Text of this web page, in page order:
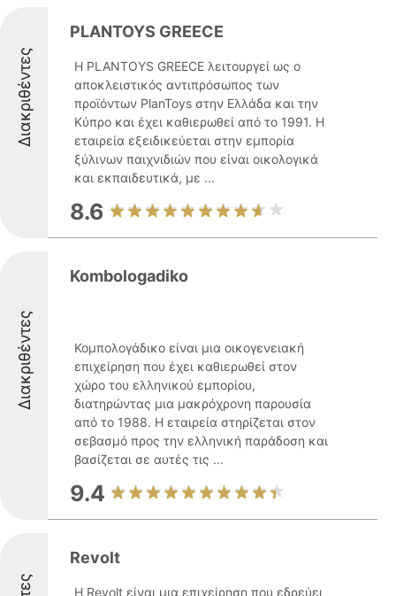
Διακριθέντες
PLANTOYS GREECE
Η PLANTOYS GREECE λειτουργεί ως ο
αποκλειστικός αντιπρόσωπος των
προϊόντων PlanToys στην Ελλάδα και την
Κύπρο και έχει καθιερωθεί από το 1991. Η
εταιρεία εξειδικεύεται στην εμπορία
ξύλινων παιχνιδιών που είναι οικολογικά
και εκπαιδευτικά, με ...
8.6
Διακριθέντες
Kombologadiko
Κομπολογάδικο είναι μια οικογενειακή
επιχείρηση που έχει καθιερωθεί στον
χώρο του ελληνικού εμπορίου,
διατηρώντας μια μακρόχρονη παρουσία
από το 1988. Η εταιρεία στηρίζεται στον
σεβασμό προς την ελληνική παράδοση και
βασίζεται σε αυτές τις ...
9.4
Revolt
Η Revolt είναι μια επιχείρηση που εδρεύει